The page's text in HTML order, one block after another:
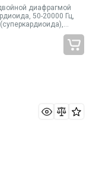
диафрагмой
50-20000 Гц,
153,1 дБ.